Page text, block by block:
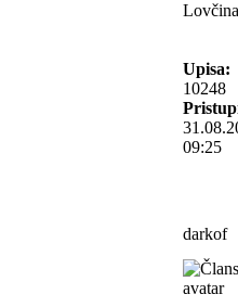
Lovčina
Upisa:
10248
09:25
darkof